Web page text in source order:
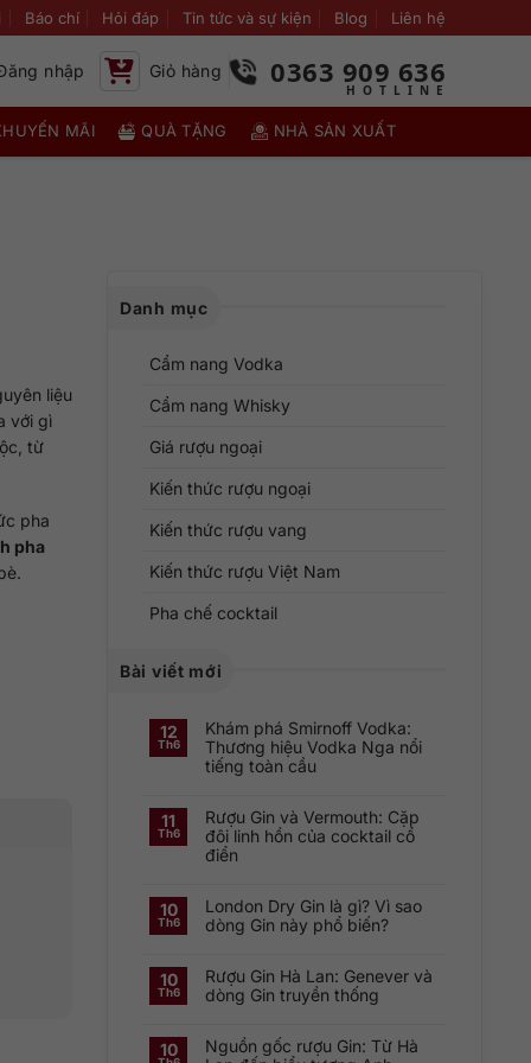
Báo chí Hỏi đáp Tin tức và sự kiện Blog Liên hệ
nhập Giỏ hàng 0363 909 636
MÃI QUÀ TẶNG NHÀ SẢN XUẤT
liệu
với gì
từ
pha
pha
Danh mục
Cẩm nang Vodka
Cẩm nang Whisky
Giá rượu ngoại
Kiến thức rượu ngoại
Kiến thức rượu vang
Kiến thức rượu Việt Nam
Pha chế cocktail
Bài viết mới
12
Th6
Khám phá Smirnoff Vodka:
Thương hiệu Vodka Nga nổi
tiếng toàn cầu
bình
luận
ở
Khám
phá
Thương
hiệu
Vodka
tiếng
toàn
cầu
11
Th6
Rượu Gin và Vermouth: Cặp
đôi linh hồn của cocktail cổ
điển
bình
luận
ở
Vermouth:
Cặp
của
cocktail
10
Th6
London Dry Gin là gì? Vì sao
dòng Gin này phổ biến?
bình
luận
ở
là
10
Th6
Rượu Gin Hà Lan: Genever và
dòng Gin truyền thống
bình
luận
10
Nguồn gốc rượu Gin: Từ Hà